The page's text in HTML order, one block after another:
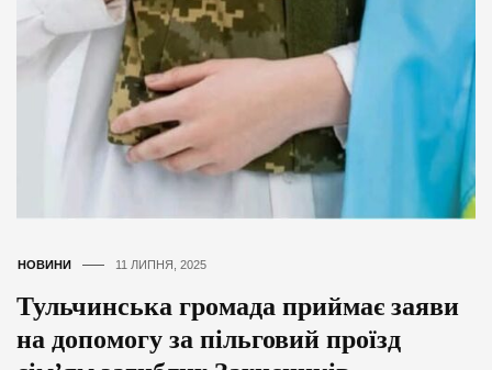
НОВИНИ 11 ЛИПНЯ, 2025
Тульчинська громада приймає заяви
на допомогу за пільговий проїзд